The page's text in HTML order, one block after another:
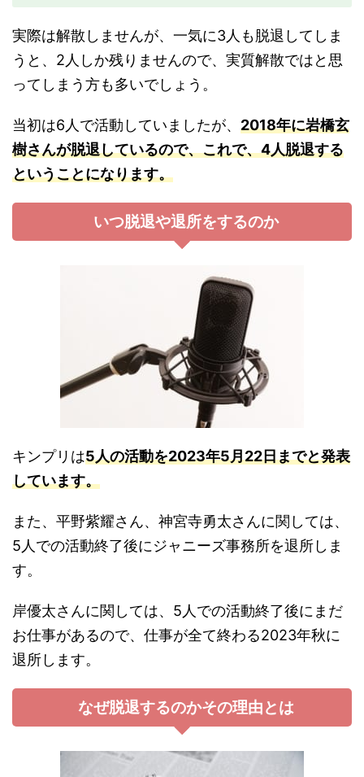
実際は解散しませんが、一気に3人も脱退してしま
うと、2人しか残りませんので、実質解散ではと思
ってしまう方も多いでしょう。
当初は6人で活動していましたが、 2018年に岩橋玄
樹さんが脱退しているので、これで、4人脱退する
ということになります。
いつ脱退や退所をするのか
キンプリは5人の活動を2023年5月22日までと発表
しています。
また、平野紫耀さん、神宮寺勇太さんに関しては、
5人での活動終了後にジャニーズ事務所を退所しま
す。
岸優太さんに関しては、5人での活動終了後にまだ
お仕事があるので、仕事が全て終わる2023年秋に
退所します。
なぜ脱退するのかその理由とは